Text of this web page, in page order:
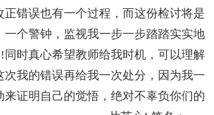
正错误也有一个过程，而这份检讨将是
一个警钟，监视我一步一步踏踏实实地
同时真心希望教师给我时机，可以理解
次我的错误再给我一次处分，因为我一
来证明自己的觉悟，绝对不辜负你们的